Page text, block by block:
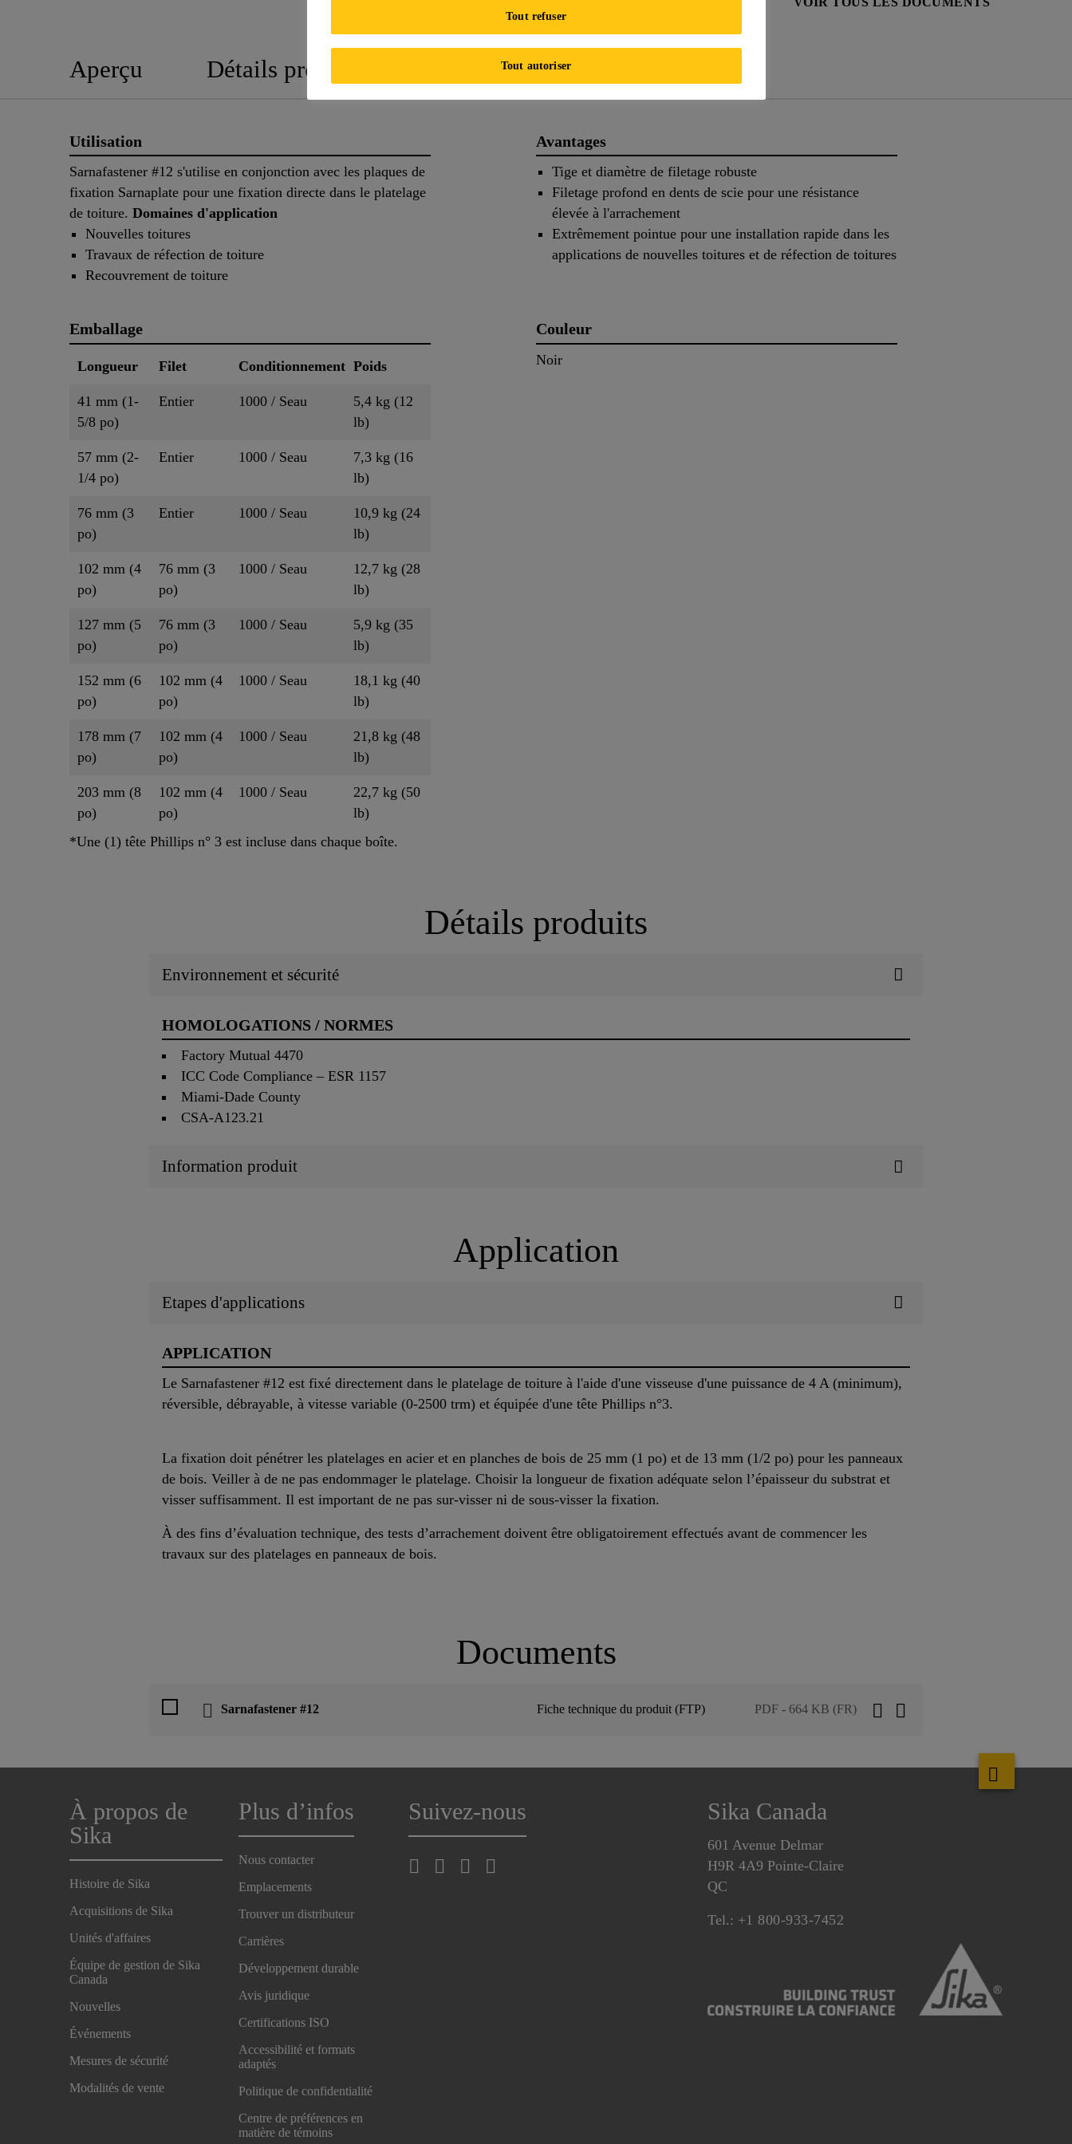
Aperçu Détails produits Application
Utilisation
Sarnafastener #12 s'utilise en conjonction avec les plaques de
fixation Sarnaplate pour une fixation directe dans le platelage
de toiture. Domaines d'application
Nouvelles toitures
Travaux de réfection de toiture
Recouvrement de toiture
Avantages
Tige et diamètre de filetage robuste
Filetage profond en dents de scie pour une résistance
élevée à l'arrachement
Extrêmement pointue pour une installation rapide dans les
applications de nouvelles toitures et de réfection de toitures
Emballage
Longueur Filet Conditionnement Poids
41 mm (1-
5/8 po)
Entier 1000 / Seau
5,4 kg (12
lb)
57 mm (2-
1/4 po)
Entier 1000 / Seau
7,3 kg (16
lb)
76 mm (3
po)
Entier 1000 / Seau
10,9 kg (24
lb)
102 mm (4
po)
76 mm (3
po)
1000 / Seau
12,7 kg (28
lb)
127 mm (5
po)
76 mm (3
po)
1000 / Seau
5,9 kg (35
lb)
152 mm (6
po)
102 mm (4
po)
1000 / Seau
18,1 kg (40
lb)
178 mm (7
po)
102 mm (4
po)
1000 / Seau
21,8 kg (48
lb)
203 mm (8
po)
102 mm (4
po)
1000 / Seau
22,7 kg (50
lb)
*Une (1) tête Phillips n° 3 est incluse dans chaque boîte.
Couleur
Noir
Détails produits
Environnement et sécurité
HOMOLOGATIONS / NORMES
Factory Mutual 4470
ICC Code Compliance – ESR 1157
Miami-Dade County
CSA-A123.21
Information produit
Application
Etapes d'applications
APPLICATION
Le Sarnafastener #12 est fixé directement dans le platelage de toiture à l'aide d'une visseuse d'une puissance de 4 A (minimum),
réversible, débrayable, à vitesse variable (0-2500 trm) et équipée d'une tête Phillips n°3.
La fixation doit pénétrer les platelages en acier et en planches de bois de 25 mm (1 po) et de 13 mm (1/2 po) pour les panneaux
de bois. Veiller à de ne pas endommager le platelage. Choisir la longueur de fixation adéquate selon l’épaisseur du substrat et
visser suffisamment. Il est important de ne pas sur-visser ni de sous-visser la fixation.
À des fins d’évaluation technique, des tests d’arrachement doivent être obligatoirement effectués avant de commencer les
travaux sur des platelages en panneaux de bois.
Documents
Sarnafastener #12 Fiche technique du produit (FTP) PDF - 664 KB (FR)
À propos de
Sika
Histoire de Sika
Acquisitions de Sika
Unités d'affaires
Équipe de gestion de Sika
Canada
Nouvelles
Événements
Mesures de sécurité
Modalités de vente
Plus d’infos
Nous contacter
Emplacements
Trouver un distributeur
Carrières
Développement durable
Avis juridique
Certifications ISO
Accessibilité et formats
adaptés
Politique de confidentialité
Centre de préférences en
matière de témoins
Suivez-nous Sika Canada
601 Avenue Delmar
H9R 4A9 Pointe-Claire
QC
Tel.: +1 800-933-7452
Tout refuser
Tout autoriser